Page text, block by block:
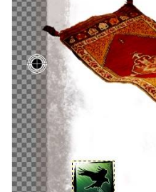
S’ils veulent avoir une
terme à la malédiction qui
faut au plus vite dénicher et
de Renfal et le Masque
artefacts maudits sur
d’accroitre ses sombres